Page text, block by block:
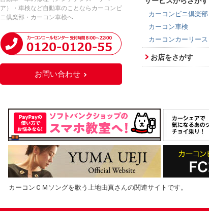
ア）・車検など自動車のことならカーコンビ
ニ倶楽部・カーコン車検へ
お問い合わせ
カーコンビニ倶楽部
カーコン車検
カーコンカーリース
お店をさがす
カーコンＣＭソングを歌う上地由真さんの関連サイトです。